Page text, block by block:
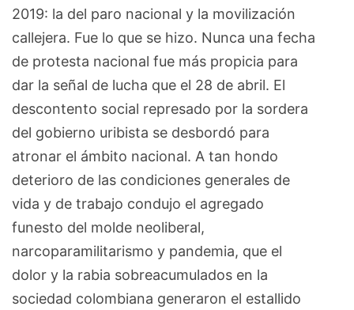
2019: la del paro nacional y la movilización
callejera. Fue lo que se hizo. Nunca una fecha
de protesta nacional fue más propicia para
dar la señal de lucha que el 28 de abril. El
descontento social represado por la sordera
del gobierno uribista se desbordó para
atronar el ámbito nacional. A tan hondo
deterioro de las condiciones generales de
vida y de trabajo condujo el agregado
funesto del molde neoliberal,
narcoparamilitarismo y pandemia, que el
dolor y la rabia sobreacumulados en la
sociedad colombiana generaron el estallido